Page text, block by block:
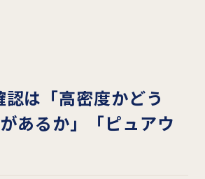
認は「高密度かどう
あるか」「ピュアウ